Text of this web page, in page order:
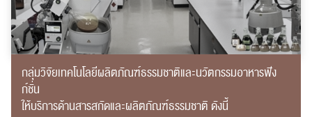
กลุ่มวิจัยเทคโนโลยีผลิตภัณฑ์ธรรมชาติและนวัตกรรมอาหารฟัง
ก์ชั่น
ให้บริการด้านสารสกัดและผลิตภัณฑ์ธรรมชาติ ดังนี้